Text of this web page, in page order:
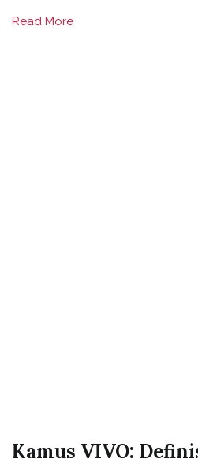
Read More
Kamus VIVO: